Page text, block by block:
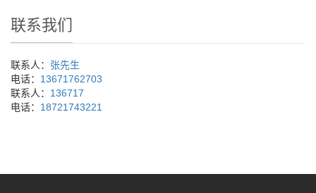
联系我们
联系人： 张先生
电话： 13671762703
联系人： 136717
电话： 18721743221